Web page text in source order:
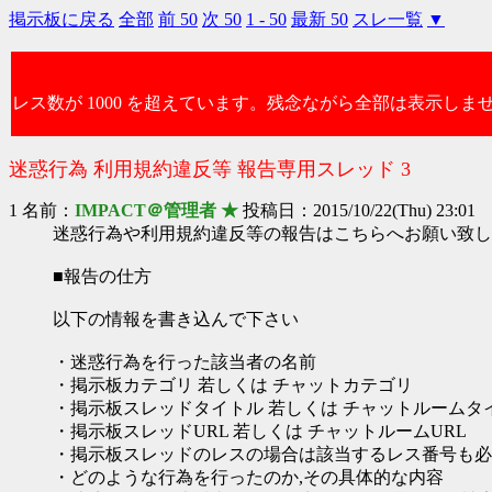
掲示板に戻る 全部 前 50 次 50 1 - 50 最新 50 スレ一覧 ▼
レス数が 1000 を超えています。残念ながら全部は表示しませ
迷惑行為 利用規約違反等 報告専用スレッド 3
1 名前： IMPACT＠管理者 ★ 投稿日：2015/10/22(Thu) 23:01
迷惑行為や利用規約違反等の報告はこちらへお願い致
■報告の仕方
以下の情報を書き込んで下さい
・迷惑行為を行った該当者の名前
・掲示板カテゴリ 若しくは チャットカテゴリ
・掲示板スレッドタイトル 若しくは チャットルームタ
・掲示板スレッドURL 若しくは チャットルームURL
・掲示板スレッドのレスの場合は該当するレス番号も
・どのような行為を行ったのか,その具体的な内容